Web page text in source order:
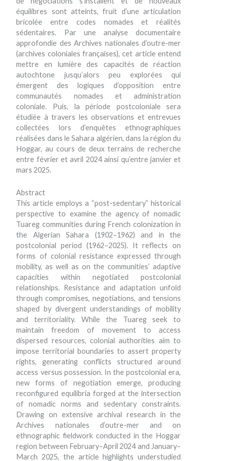
équilibres sont atteints, fruit d’une articulation
bricolée entre codes nomades et réalités
sédentaires. Par une analyse documentaire
approfondie des Archives nationales d’outre-mer
(archives coloniales françaises), cet article entend
mettre en lumière des capacités de réaction
autochtone jusqu’alors peu explorées qui
émergent des logiques d’opposition entre
communautés nomades et administration
coloniale. Puis, la période postcoloniale sera
étudiée à travers les observations et entrevues
collectées lors d’enquêtes ethnographiques
réalisées dans le Sahara algérien, dans la région du
Hoggar, au cours de deux terrains de recherche
entre février et avril 2024 ainsi qu’entre janvier et
mars 2025.
Abstract
This article employs a “post-sedentary” historical
perspective to examine the agency of nomadic
Tuareg communities during French colonization in
the Algerian Sahara (1902–1962) and in the
postcolonial period (1962–2025). It reflects on
forms of colonial resistance expressed through
mobility, as well as on the communities’ adaptive
capacities within negotiated postcolonial
relationships. Resistance and adaptation unfold
through compromises, negotiations, and tensions
shaped by divergent understandings of mobility
and territoriality. While the Tuareg seek to
maintain freedom of movement to access
dispersed resources, colonial authorities aim to
impose territorial boundaries to assert property
rights, generating conflicts structured around
access versus possession. In the postcolonial era,
new forms of negotiation emerge, producing
reconfigured equilibria forged at the intersection
of nomadic norms and sedentary constraints.
Drawing on extensive archival research in the
Archives nationales d’outre-mer and on
ethnographic fieldwork conducted in the Hoggar
region between February–April 2024 and January–
March 2025, the article highlights understudied